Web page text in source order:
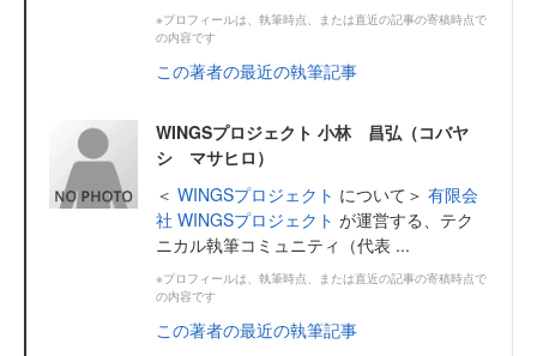
※プロフィールは、執筆時点、または直近の記事の寄稿時点で
の内容です
この著者の最近の執筆記事
WINGSプロジェクト 小林 昌弘（コバヤ
シ マサヒロ）
＜ WINGSプロジェクト について＞ 有限会
社 WINGSプロジェクト が運営する、テク
ニカル執筆コミュニティ（代表 ...
※プロフィールは、執筆時点、または直近の記事の寄稿時点で
の内容です
この著者の最近の執筆記事